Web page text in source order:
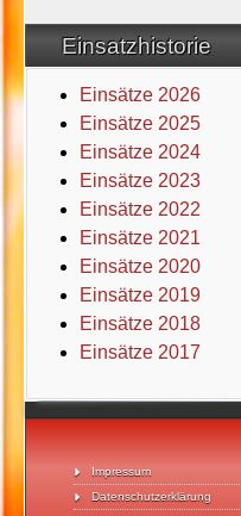
Impressum
Datenschutzerklärung
Einsatzhistorie
Einsätze 2026
Einsätze 2025
Einsätze 2024
Einsätze 2023
Einsätze 2022
Einsätze 2021
Einsätze 2020
Einsätze 2019
Einsätze 2018
Einsätze 2017